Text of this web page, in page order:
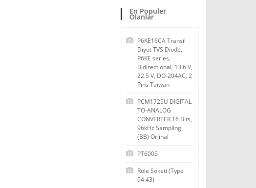
En Populer
Olanlar
P6KE16CA Transil
Diyot TVS Diode,
P6KE series,
Bidirectional, 13.6 V,
22.5 V, DO-204AC, 2
Pins Taiwan
PCM1725U DIGITAL-
TO-ANALOG
CONVERTER 16 Bits,
96kHz Sampling
(BB) Orjinal
PT6005
Röle Soketi (Type
94.43)